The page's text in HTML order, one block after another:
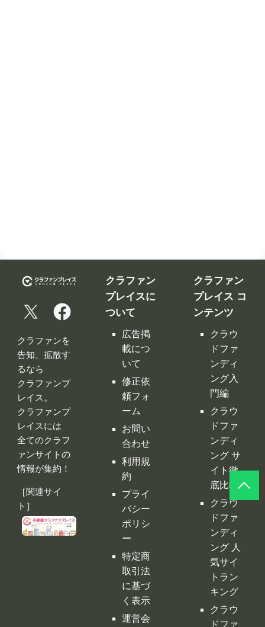
クラファンを
告知、拡散す
るなら
クラファンプ
レイス。
クラファンプ
レイスには
全てのクラフ
ァンサイトの
情報が集約！
［関連サイ
プレイスに
ついて
広告掲
載につ
いて
修正依
頼フォ
ーム
お問い
合わせ
利用規
約
プライ
バシー
ポリシ
ー
特定商
取引法
プレイス コ
ンテンツ
クラウ
ドファ
ンディ
ング入
門編
クラウ
ドファ
ンディ
ング サ
イト徹
底比較
クラウ
ドファ
ンディ
ング 人
気サイ
トラン